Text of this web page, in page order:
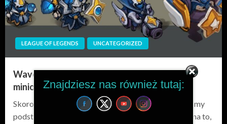
LEAGUE OF LEGENDS UNCATEGORIZED
Wave management 2/3 – what about those
minions, man ?!
Skoro już wiemy, jak poruszają się fale oraz omówiliśmy
podstawowe zasady manipulacji fali przyszedł czas na to,
Znajdziesz nas również tutaj: